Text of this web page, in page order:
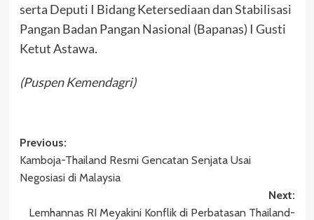
serta Deputi I Bidang Ketersediaan dan Stabilisasi
Pangan Badan Pangan Nasional (Bapanas) I Gusti
Ketut Astawa.
(Puspen Kemendagri)
Post
navigation
Previous:
Kamboja-Thailand Resmi Gencatan Senjata Usai
Negosiasi di Malaysia
Next:
Lemhannas RI Meyakini Konflik di Perbatasan Thailand-